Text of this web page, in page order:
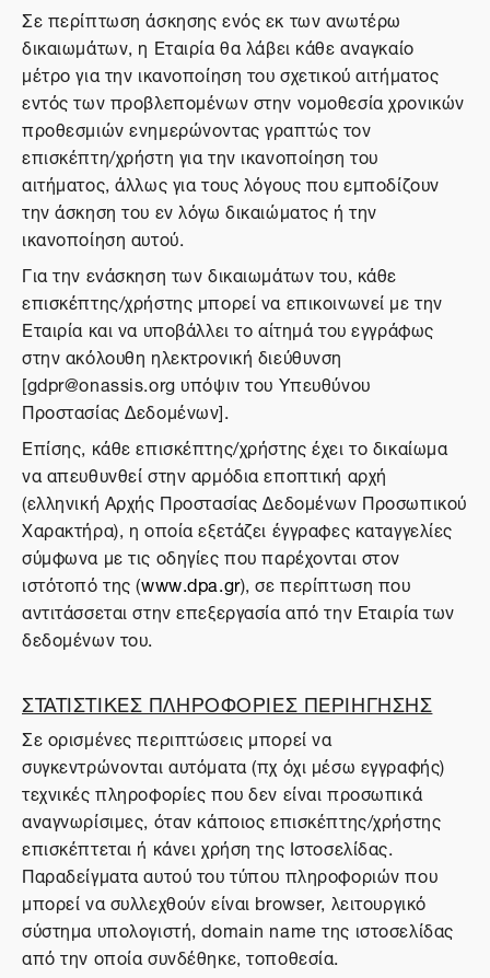
Σε περίπτωση άσκησης ενός εκ των ανωτέρω
δικαιωμάτων, η Εταιρία θα λάβει κάθε αναγκαίο
μέτρο για την ικανοποίηση του σχετικού αιτήματος
εντός των προβλεπομένων στην νομοθεσία χρονικών
προθεσμιών ενημερώνοντας γραπτώς τον
επισκέπτη/χρήστη για την ικανοποίηση του
αιτήματος, άλλως για τους λόγους που εμποδίζουν
την άσκηση του εν λόγω δικαιώματος ή την
ικανοποίηση αυτού.
Για την ενάσκηση των δικαιωμάτων του, κάθε
επισκέπτης/χρήστης μπορεί να επικοινωνεί με την
Εταιρία και να υποβάλλει το αίτημά του εγγράφως
στην ακόλουθη ηλεκτρονική διεύθυνση
[gdpr@onassis.org υπόψιν του Υπευθύνου
Προστασίας Δεδομένων].
Επίσης, κάθε επισκέπτης/χρήστης έχει το δικαίωμα
να απευθυνθεί στην αρμόδια εποπτική αρχή
(ελληνική Αρχής Προστασίας Δεδομένων Προσωπικού
Χαρακτήρα), η οποία εξετάζει έγγραφες καταγγελίες
σύμφωνα με τις οδηγίες που παρέχονται στον
ιστότοπό της (www.dpa.gr), σε περίπτωση που
αντιτάσσεται στην επεξεργασία από την Εταιρία των
δεδομένων του.
ΣΤΑΤΙΣΤΙΚΕΣ ΠΛΗΡΟΦΟΡΙΕΣ ΠΕΡΙΗΓΗΣΗΣ
Σε ορισμένες περιπτώσεις μπορεί να
συγκεντρώνονται αυτόματα (πχ όχι μέσω εγγραφής)
τεχνικές πληροφορίες που δεν είναι προσωπικά
αναγνωρίσιμες, όταν κάποιος επισκέπτης/χρήστης
επισκέπτεται ή κάνει χρήση της Ιστοσελίδας.
Παραδείγματα αυτού του τύπου πληροφοριών που
μπορεί να συλλεχθούν είναι browser, λειτουργικό
σύστημα υπολογιστή, domain name της ιστοσελίδας
από την οποία συνδέθηκε, τοποθεσία.